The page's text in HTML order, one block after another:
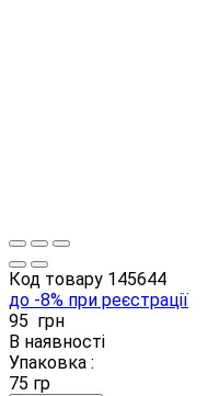
Код товару 145644
до -8% при реєстрації
95 грн
В наявності
Упаковка :
75 гр